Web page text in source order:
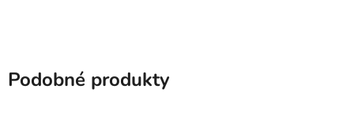
Podobné produkty